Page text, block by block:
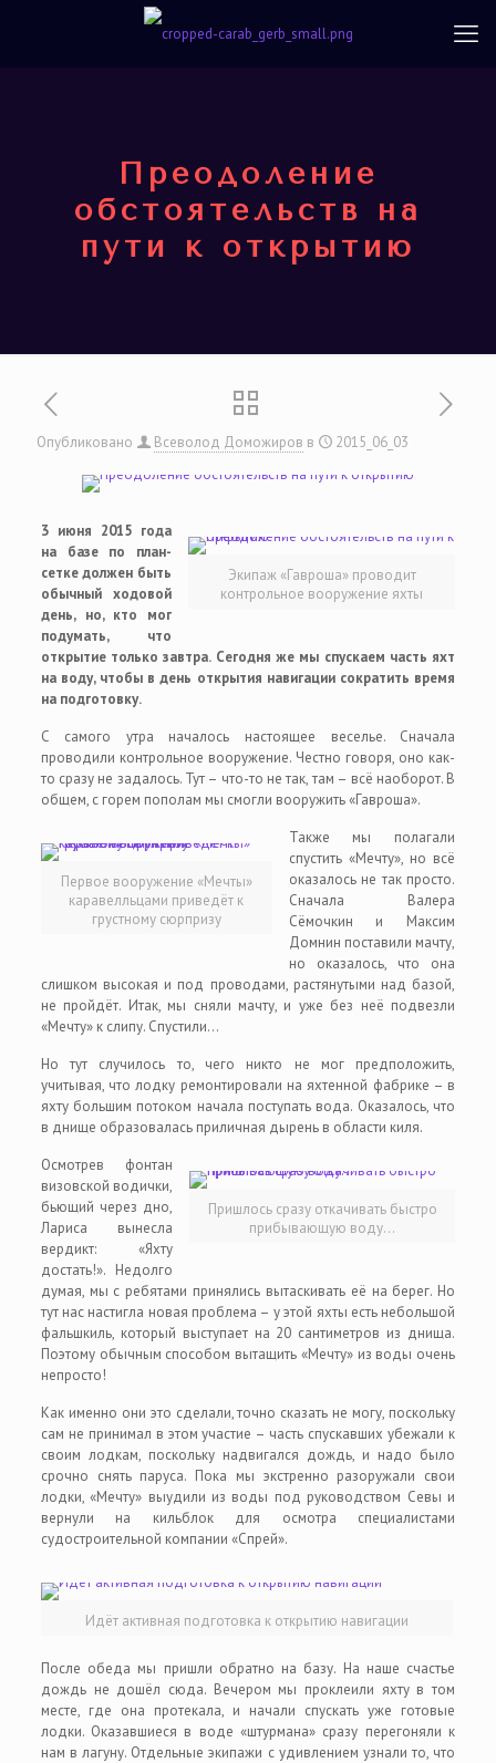
Преодоление
обстоятельств на
пути к открытию
Опубликовано Всеволод Доможиров в 2015_06_03
Экипаж «Гавроша» проводит
контрольное вооружение яхты
3 июня 2015 года
на базе по план-
сетке должен быть
обычный ходовой
день, но, кто мог
подумать, что
открытие только завтра. Сегодня же мы спускаем часть яхт
на воду, чтобы в день открытия навигации сократить время
на подготовку.
С самого утра началось настоящее веселье. Сначала
проводили контрольное вооружение. Честно говоря, оно как-
то сразу не задалось. Тут – что-то не так, там – всё наоборот. В
общем, с горем пополам мы смогли вооружить «Гавроша».
Первое вооружение «Мечты»
каравелльцами приведёт к
грустному сюрпризу
Также мы полагали
спустить «Мечту», но всё
оказалось не так просто.
Сначала Валера
Сёмочкин и Максим
Домнин поставили мачту,
но оказалось, что она
слишком высокая и под проводами, растянутыми над базой,
не пройдёт. Итак, мы сняли мачту, и уже без неё подвезли
«Мечту» к слипу. Спустили…
Но тут случилось то, чего никто не мог предположить,
учитывая, что лодку ремонтировали на яхтенной фабрике – в
яхту большим потоком начала поступать вода. Оказалось, что
в днище образовалась приличная дырень в области киля.
Пришлось сразу откачивать быстро
прибывающую воду…
Осмотрев фонтан
визовской водички,
бьющий через дно,
Лариса вынесла
вердикт: «Яхту
достать!». Недолго
думая, мы с ребятами принялись вытаскивать её на берег. Но
тут нас настигла новая проблема – у этой яхты есть небольшой
фальшкиль, который выступает на 20 сантиметров из днища.
Поэтому обычным способом вытащить «Мечту» из воды очень
непросто!
Как именно они это сделали, точно сказать не могу, поскольку
сам не принимал в этом участие – часть спускавших убежали к
своим лодкам, поскольку надвигался дождь, и надо было
срочно снять паруса. Пока мы экстренно разоружали свои
лодки, «Мечту» выудили из воды под руководством Севы и
вернули на кильблок для осмотра специалистами
судостроительной компании «Спрей».
Идёт активная подготовка к открытию навигации
После обеда мы пришли обратно на базу. На наше счастье
дождь не дошёл сюда. Вечером мы проклеили яхту в том
месте, где она протекала, и начали спускать уже готовые
лодки. Оказавшиеся в воде «штурмана» сразу перегоняли к
нам в лагуну. Отдельные экипажи с удивлением узнали то, что